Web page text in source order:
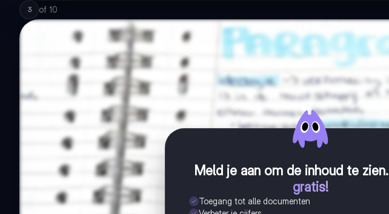
3 of 10
Meld je aan om de inhoud te zien.
gratis!
Toegang tot alle documenten